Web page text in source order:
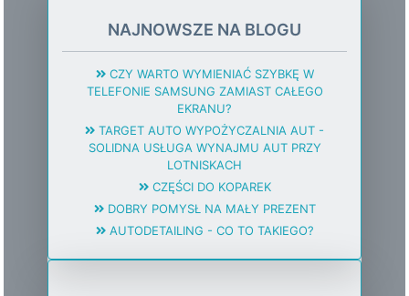
NAJNOWSZE NA BLOGU
CZY WARTO WYMIENIAĆ SZYBKĘ W
TELEFONIE SAMSUNG ZAMIAST CAŁEGO
EKRANU?
TARGET AUTO WYPOŻYCZALNIA AUT -
SOLIDNA USŁUGA WYNAJMU AUT PRZY
LOTNISKACH
CZĘŚCI DO KOPAREK
DOBRY POMYSŁ NA MAŁY PREZENT
AUTODETAILING - CO TO TAKIEGO?